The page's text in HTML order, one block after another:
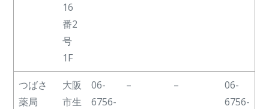
16
番2
号
1F
つばさ
薬局
大阪
市生
06-
6756-
– –
06-
6756-